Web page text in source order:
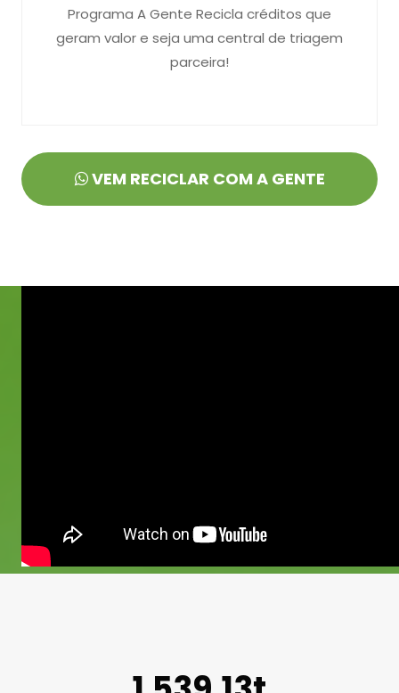
Programa A Gente Recicla créditos que
geram valor e seja uma central de triagem
parceira!
VEM RECICLAR COM A GENTE